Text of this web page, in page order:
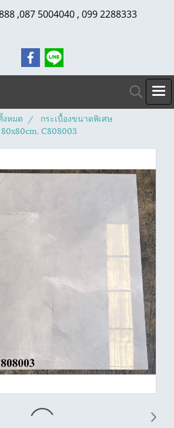
,087 5004040 , 099 2288333
หมด
กระเบื้องขนาดพิเศษ
80x80cm. C808003